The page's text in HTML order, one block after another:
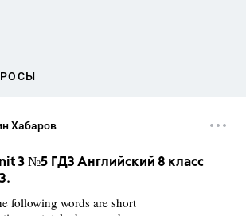
Хабаров
3 №5 ГДЗ Английский 8 класс
following words are short